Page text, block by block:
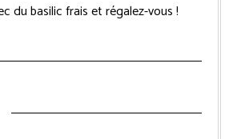
du basilic frais et régalez-vous !